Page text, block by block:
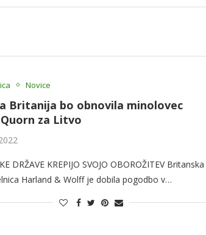
Novice
Britanija bo obnovila minolovec
Quorn za Litvo
DRŽAVE KREPIJO SVOJO OBOROŽITEV Britanska
Harland & Wolff je dobila pogodbo v…